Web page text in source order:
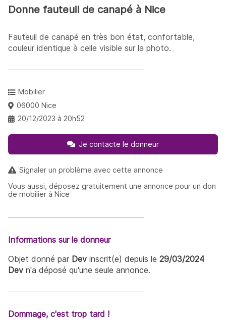
Donne fauteuil de canapé à Nice
Fauteuil de canapé en très bon état, confortable,
couleur identique à celle visible sur la photo.
Mobilier
06000 Nice
20/12/2023 à 20h52
Je contacte le donneur
Signaler un problème avec cette annonce
Vous aussi, déposez gratuitement une annonce pour un don
de mobilier à Nice
Informations sur le donneur
Objet donné par Dev inscrit(e) depuis le 29/03/2024
Dev n'a déposé qu'une seule annonce.
Dommage, c'est trop tard !